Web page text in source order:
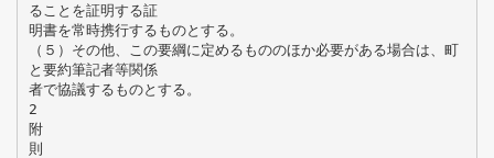
ることを証明する証
明書を常時携行するものとする。
（５）その他、この要綱に定めるもののほか必要がある場合は、町
と要約筆記者等関係
者で協議するものとする。
2
附
則